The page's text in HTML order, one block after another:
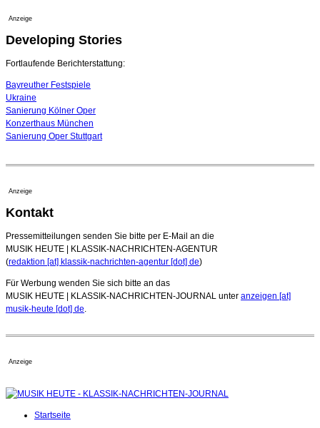
Dirigent Nicolás Pasquet mit Würth-Preis der
Jeunesses Musicales ausgezeichnet
07. August 2026 - 13:20 Uhr
Anzeige
Developing Stories
Fortlaufende Berichterstattung:
Bayreuther Festspiele
Ukraine
Sanierung Kölner Oper
Konzerthaus München
Sanierung Oper Stuttgart
Anzeige
Kontakt
Pressemitteilungen senden Sie bitte per E-Mail an die
MUSIK HEUTE | KLASSIK-NACHRICHTEN-AGENTUR
(redaktion [at] klassik-nachrichten-agentur [dot] de)
Für Werbung wenden Sie sich bitte an das
MUSIK HEUTE | KLASSIK-NACHRICHTEN-JOURNAL unter anzeigen [at]
musik-heute [dot] de.
Anzeige
Startseite